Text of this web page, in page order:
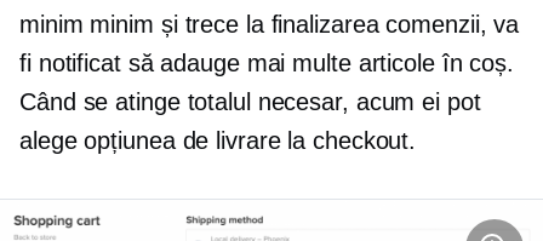
minim minim și trece la finalizarea comenzii, va
fi notificat să adauge mai multe articole în coș.
Când se atinge totalul necesar, acum ei pot
alege opțiunea de livrare la checkout.